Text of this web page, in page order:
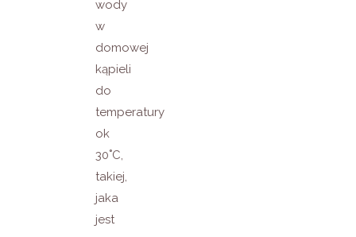
wody
w
domowej
kąpieli
do
temperatury
ok
30˚C,
takiej,
jaka
jest